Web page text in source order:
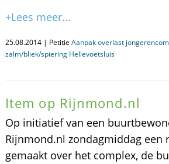
+Lees meer...
25.08.2014 | Petitie Aanpak overlast
zalm/bliek/spiering Hellevoetsluis
Item op Rijnmond.nl
Op initiatief van een
Rijnmond.nl zondagmiddag een
gemaakt over het complex, de